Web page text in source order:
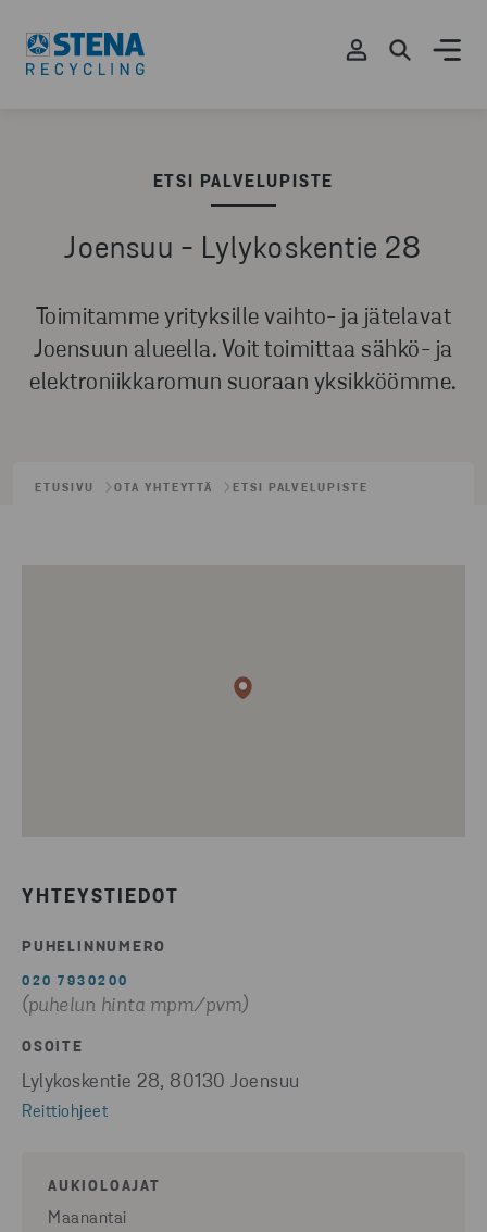
ETSI PALVELUPISTE
Joensuu - Lylykoskentie 28
Toimitamme yrityksille vaihto- ja jätelavat
Joensuun alueella. Voit toimittaa sähkö- ja
elektroniikkaromun suoraan yksikköömme.
ETUSIVU OTA YHTEYTTÄ ETSI PALVELUPISTE
YHTEYSTIEDOT
PUHELINNUMERO
020 7930200
(puhelun hinta mpm/pvm)
OSOITE
Lylykoskentie 28, 80130 Joensuu
Reittiohjeet
AUKIOLOAJAT
Maanantai